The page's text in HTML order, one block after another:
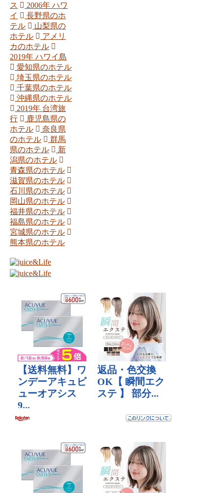
ス
2006年 ハワ
イ
長野県のホ
テル
山梨県の
ホテル
アメリ
カのホテル
2019年 ハワイ島
愛知県のホテル
埼玉県のホテル
千葉県のホテル
沖縄県のホテル
2019年 台湾旅
行
鹿児島県の
ホテル
奈良県
のホテル
群馬
県のホテル
新
潟県のホテル
青森県のホテル
滋賀県のホテル
石川県のホテル
岡山県のホテル
福井県のホテル
福島県のホテル
宮城県のホテル
熊本県のホテル